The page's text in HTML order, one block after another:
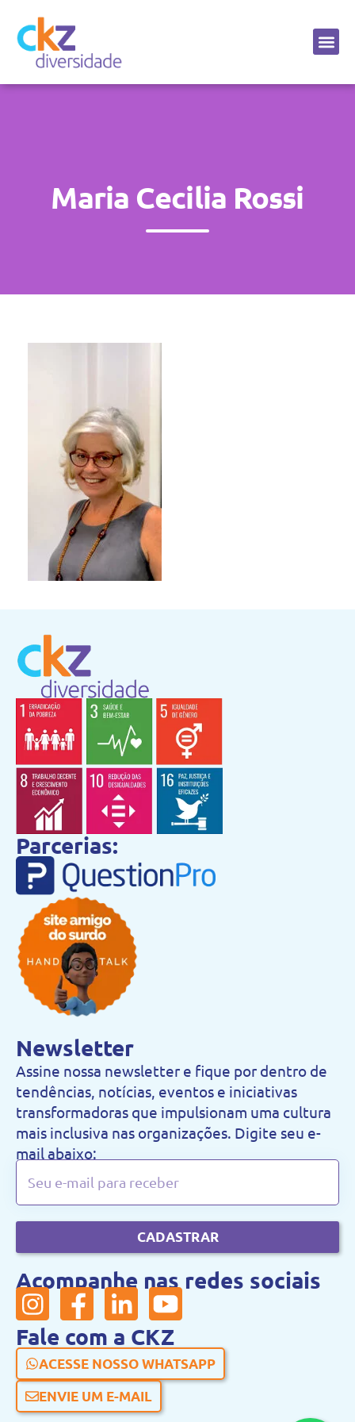
Maria Cecilia Rossi
Parcerias:
Newsletter
Assine nossa newsletter e fique por dentro de
tendências, notícias, eventos e iniciativas
transformadoras que impulsionam uma cultura
mais inclusiva nas organizações. Digite seu e-
mail abaixo:
CADASTRAR
Acompanhe nas redes sociais
Fale com a CKZ
ACESSE NOSSO WHATSAPP
ENVIE UM E-MAIL